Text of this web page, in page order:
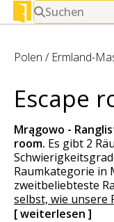
Suchen
Polen / Ermland-
Escape
Mrągowo -
room. Es gibt 2
Raumkategorie in
zweitbeliebteste
selbst, wie
[ weiterlesen ]